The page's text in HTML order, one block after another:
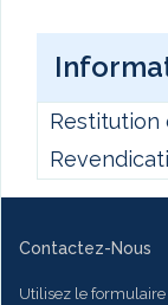
Restitution
Contactez-Nous
Utilisez le